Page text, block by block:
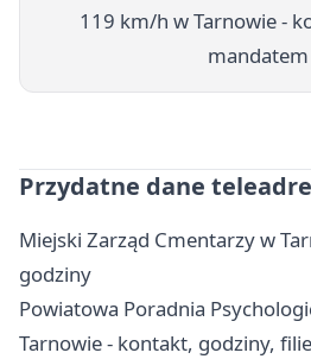
119 km/h w Tarnowie -
Przydatne dane
Miejski Zarząd Cmentarzy w
godziny
Powiatowa Poradnia
Tarnowie - kontakt, godziny, filie